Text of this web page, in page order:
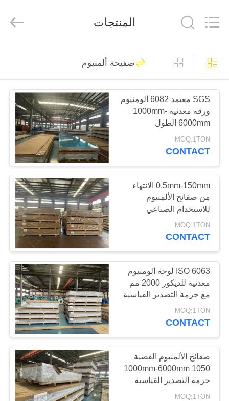
المنزل
المنتجات
فيديوهات
معلومات
عنا
جولة
في
المصنع
مراقبة
الجودة
اتصل
بنا
اطلب
اقتباس
HONGJINMILAI
STEEL
Rights
لوحة مسطحة من
الفولاذ المقاوم للصدأ
لوحة ورقة الفولاذ
المقاوم للصدأ
92
صفيحة ألمنيوم
105
95
المنتجات
صفيحة ألمنيوم
SGS معتمد 6082 ألومنيوم
ورقة معدنية 1000mm-
6000mm الطول
MOQ:1TON
CONTACT
0.5mm-150mm الانتهاء
من صفائح الألمنيوم
للاستخدام الصناعي
MOQ:1TON
CONTACT
ISO 6063 لوحة ألومنيوم
معدنية للديكور 2000 مم
مع حزمة التصدير القياسية
MOQ:1TON
CONTACT
صفائح الألمنيوم الفضية
1050 1000mm-6000mm
حزمة التصدير القياسية
MOQ:1TON